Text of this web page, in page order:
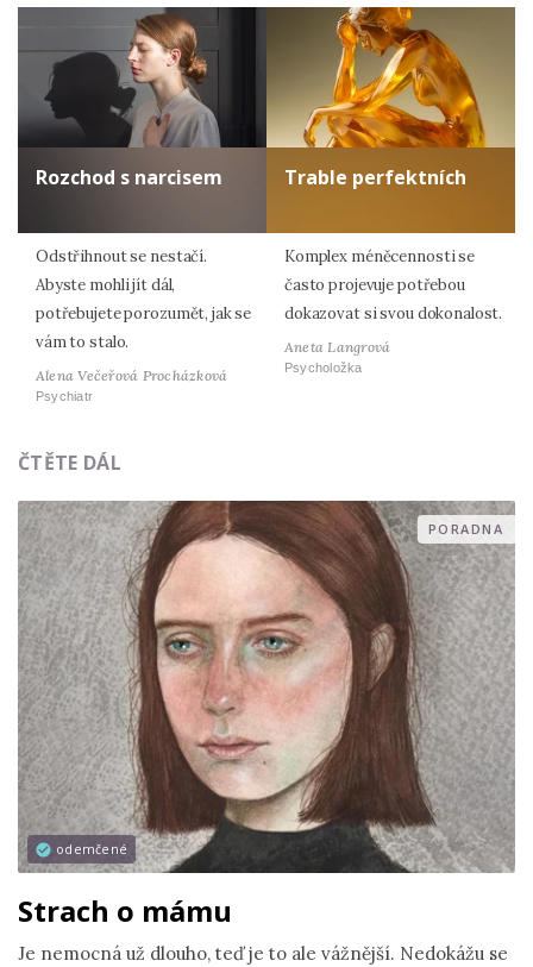
Rozchod s narcisem
Odstřihnout se nestačí.
Abyste mohli jít dál,
potřebujete porozumět, jak se
vám to stalo.
Alena Večeřová Procházková
Psychiatr
Trable perfektních
Komplex méněcennosti se
často projevuje potřebou
dokazovat si svou dokonalost.
Aneta Langrová
Psycholožka
ČTĚTE DÁL
odemčené
PORADNA
Strach o mámu
Je nemocná už dlouho, teď je to ale vážnější. Nedokážu se